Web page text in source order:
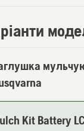
Kit Battery